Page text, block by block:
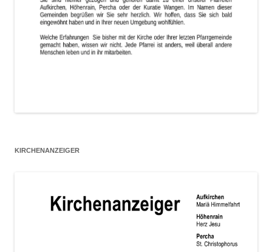
KIRCHENANZEIGER